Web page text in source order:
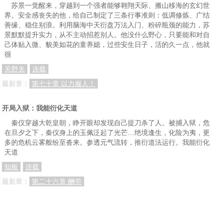
苏景一觉醒来，穿越到一个强者能够翱翔天际、搬山移海的玄幻世
界。安全感丧失的他，给自己制定了三条行事准则：低调修炼、广结
善缘、稳住别浪。利用脑海中天衍盘万法入门、粉碎瓶颈的能力，苏
景默默提升实力，从不主动招惹别人。他没什么野心，只要能和对自
己体贴入微、貌美如花的童养媳，过些安生日子，活的久一点，他就
很
关野夫
连载
最新章：
第七十章 以力服人！
开局入狱：我能衍化天道
秦仪穿越大乾皇朝，睁开眼却发现自己提刀杀了人。被捕入狱，危
在旦夕之下，秦仪身上的玉佩泛起了光芒…绝境逢生，化险为夷，更
多的危机云雾般纷至沓来。参透元气流转，推衍道法运行。我能衍化
天道
知板
连载
最新章：
第二十六章 酬劳